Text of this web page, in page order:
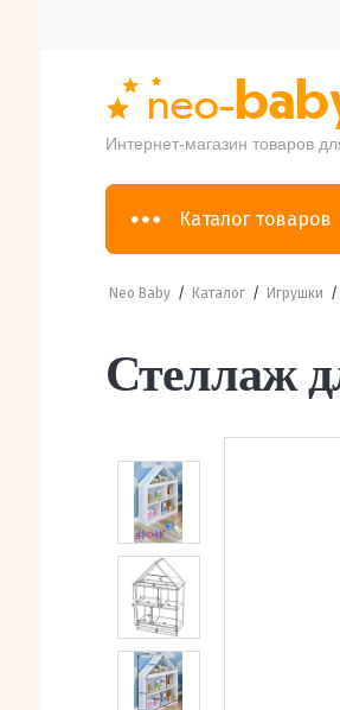
Интернет-магазин товаров
Каталог товаров
Neo Baby/ Каталог/ Игрушки /
Стеллаж